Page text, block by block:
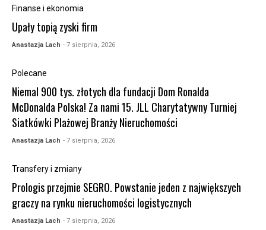
Finanse i ekonomia
Upały topią zyski firm
Anastazja Lach - 7 sierpnia, 2026
Polecane
Niemal 900 tys. złotych dla fundacji Dom Ronalda
McDonalda Polska! Za nami 15. JLL Charytatywny Turniej
Siatkówki Plażowej Branży Nieruchomości
Anastazja Lach - 7 sierpnia, 2026
Transfery i zmiany
Prologis przejmie SEGRO. Powstanie jeden z największych
graczy na rynku nieruchomości logistycznych
Anastazja Lach - 7 sierpnia, 2026